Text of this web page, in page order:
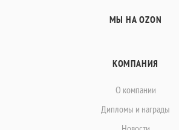
МЫ НА OZON
КОМПАНИЯ
О компании
Дипломы и награды